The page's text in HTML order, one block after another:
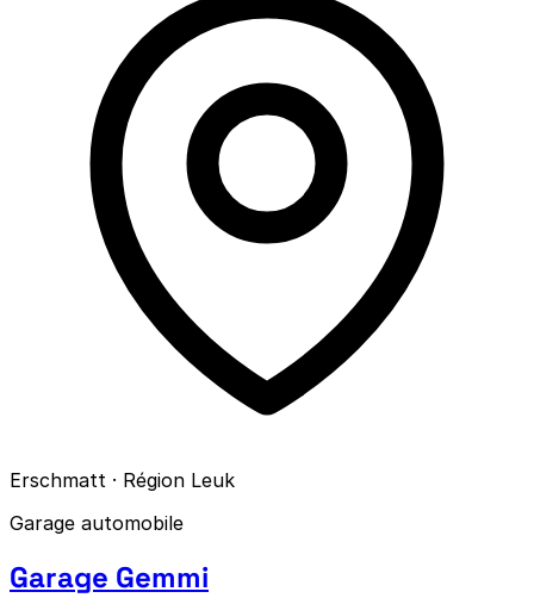
Erschmatt · Région Leuk
Garage automobile
Garage Gemmi